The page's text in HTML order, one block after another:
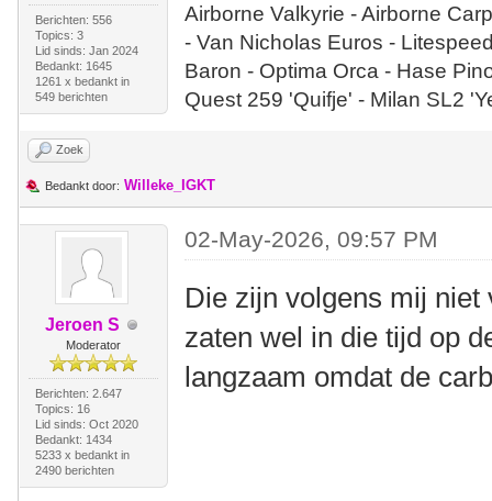
Berichten: 556
Topics: 3
Lid sinds: Jan 2024
Bedankt: 1645
1261 x bedankt in
549 berichten
Airborne Valkyrie - Airborne
- Van Nicholas Euros -
Baron - Optima Orca - Hase
Quest 259 'Quifje' - Milan SL2
Zoek
Bedankt door: Willeke_IGKT
Jeroen S
Moderator
Berichten: 2.647
Topics: 16
Lid sinds: Oct 2020
Bedankt: 1434
5233 x bedankt in
2490 berichten
02-May-2026, 09:57 PM
Die zijn volgens mij
zaten wel in die tijd op
langzaam omdat de